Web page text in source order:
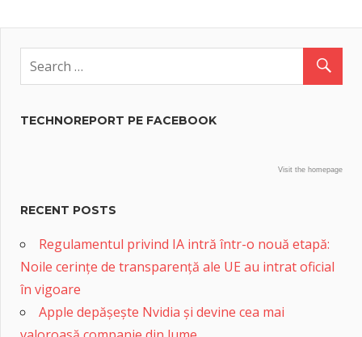
TECHNOREPORT PE FACEBOOK
Visit the homepage
RECENT POSTS
Regulamentul privind IA intră într-o nouă etapă:
Noile cerințe de transparență ale UE au intrat oficial
în vigoare
Apple depășește Nvidia și devine cea mai